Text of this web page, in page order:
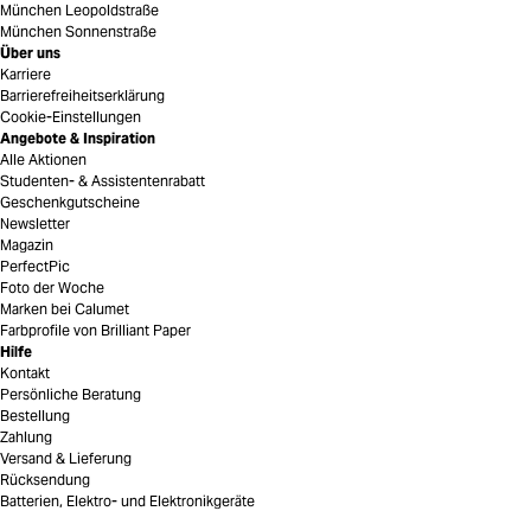
München Leopoldstraße
München Sonnenstraße
Über uns
Karriere
Barrierefreiheitserklärung
Cookie-Einstellungen
Angebote & Inspiration
Alle Aktionen
Studenten- & Assistentenrabatt
Geschenkgutscheine
Newsletter
Magazin
PerfectPic
Foto der Woche
Marken bei Calumet
Farbprofile von Brilliant Paper
Hilfe
Kontakt
Persönliche Beratung
Bestellung
Zahlung
Versand & Lieferung
Rücksendung
Batterien, Elektro- und Elektronikgeräte